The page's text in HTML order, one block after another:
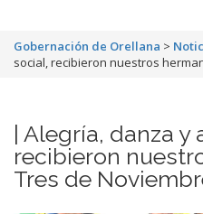
Gobernación de Orellana >
social, recibieron nuestros
| Alegría, danza y
recibieron
Tres de